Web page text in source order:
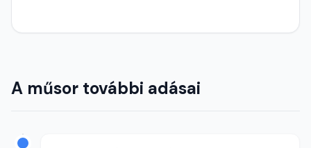
A műsor további adásai